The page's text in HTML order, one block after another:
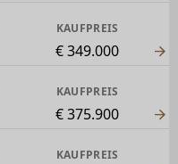
KAUFPREIS
€ 349.000
KAUFPREIS
€ 375.900
KAUFPREIS